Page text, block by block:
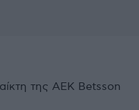
της ΑΕΚ Βetsson